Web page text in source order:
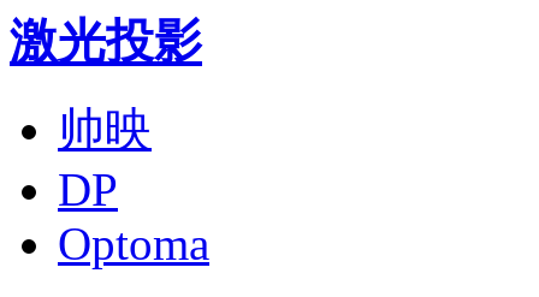
激光投影
帅映
DP
Optoma